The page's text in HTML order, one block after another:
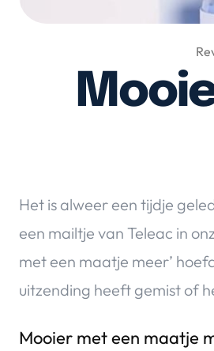
Het is alweer een tijdje
een mailtje van Teleac in
met een maatje meer’
uitzending heeft gemist of
Mooier met een maatje